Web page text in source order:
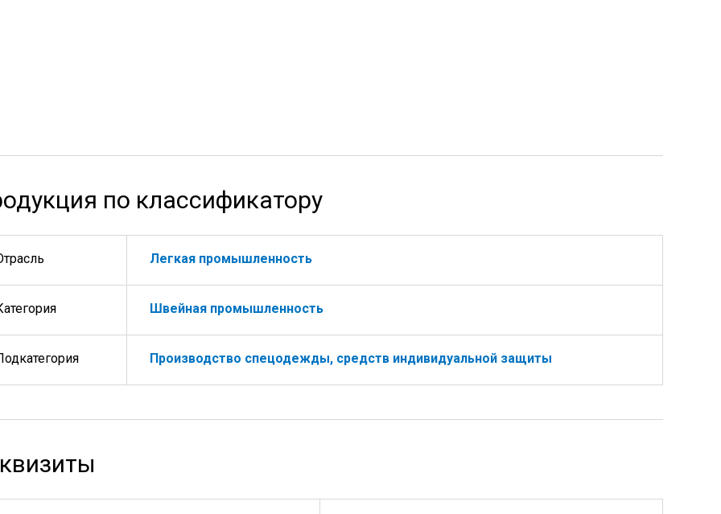
по классификатору
Легкая промышленность
Швейная промышленность
Производство спецодежды, средств индивидуальной защиты